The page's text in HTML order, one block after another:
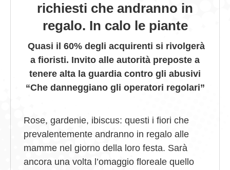
richiesti che andranno in
regalo. In calo le piante
Quasi il 60% degli acquirenti si rivolgerà
a fioristi. Invito alle autorità preposte a
tenere alta la guardia contro gli abusivi
“Che danneggiano gli operatori regolari”
Rose, gardenie, ibiscus: questi i fiori che
prevalentemente andranno in regalo alle
mamme nel giorno della loro festa. Sarà
ancora una volta l’omaggio floreale quello